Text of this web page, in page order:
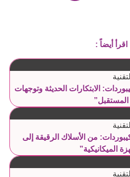
اقرأ أيضاً :
الابتكارات الحديثة وتوجهات
المستقبل”
من الأسلاك الرقيقة إلى
الميكانيكية”